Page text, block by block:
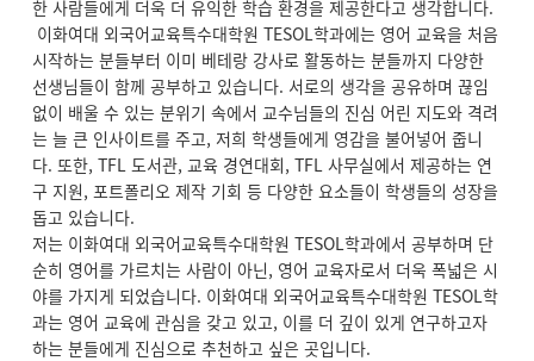
한 사람들에게 더욱 더 유익한 학습 환경을 제공한다고 생각합니다.
이화여대 외국어교육특수대학원 TESOL학과에는 영어 교육을 처음
시작하는 분들부터 이미 베테랑 강사로 활동하는 분들까지 다양한
선생님들이 함께 공부하고 있습니다. 서로의 생각을 공유하며 끊임
없이 배울 수 있는 분위기 속에서 교수님들의 진심 어린 지도와 격려
는 늘 큰 인사이트를 주고, 저희 학생들에게 영감을 불어넣어 줍니
다. 또한, TFL 도서관, 교육 경연대회, TFL 사무실에서 제공하는 연
구 지원, 포트폴리오 제작 기회 등 다양한 요소들이 학생들의 성장을
돕고 있습니다.
저는 이화여대 외국어교육특수대학원 TESOL학과에서 공부하며 단
순히 영어를 가르치는 사람이 아닌, 영어 교육자로서 더욱 폭넓은 시
야를 가지게 되었습니다. 이화여대 외국어교육특수대학원 TESOL학
과는 영어 교육에 관심을 갖고 있고, 이를 더 깊이 있게 연구하고자
하는 분들에게 진심으로 추천하고 싶은 곳입니다.